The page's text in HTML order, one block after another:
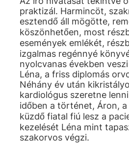
praktizál. Harmincöt,
esztendő áll mögötte,
köszönhetően, most
események emlékét,
izgalmas regénnyé
nyolcvanas években
Léna, a friss diplomás
Néhány év után
kardiológus szeretne
időben a történet, Áron,
küzdő fiatal fiú lesz a
kezelését Léna mint
szakorvos végzi.